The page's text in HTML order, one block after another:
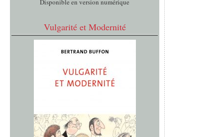
Disponible en version numérique
Vulgarité et Modernité